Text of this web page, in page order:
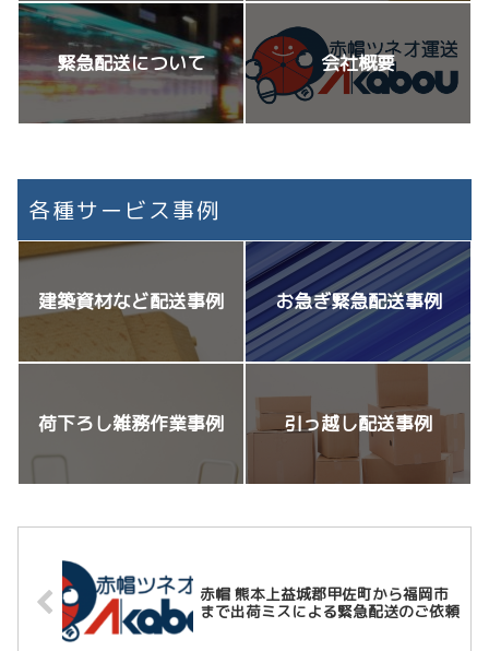
緊急配送について 会社概要
各種サービス事例
お急ぎ緊急配送事例
建築資材など配送事例
引っ越し配送事例
荷下ろし雑務作業事例
赤帽 熊本上益城郡甲佐町から福岡市
まで出荷ミスによる緊急配送のご依頼